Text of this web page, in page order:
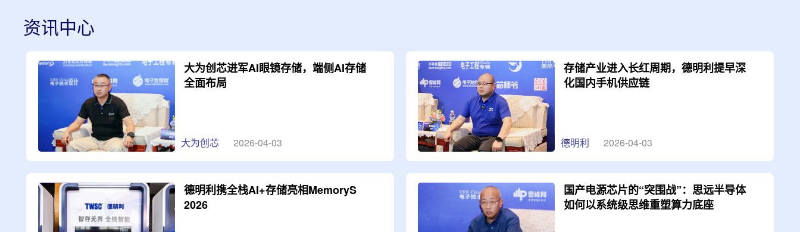
资讯中心
大为创芯进军AI眼镜存储，端侧AI存储
全面布局
大为创芯 2026-04-03
存储产业进入长红周期，德明利提早深
化国内手机供应链
德明利 2026-04-03
德明利携全栈AI+存储亮相MemoryS
2026
国产电源芯片的“突围战”：思远半导体
如何以系统级思维重塑算力底座